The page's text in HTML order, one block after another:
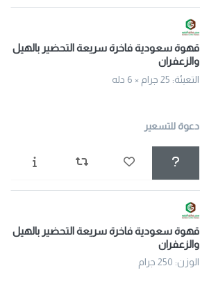
قهوة سعودية فاخرة سريعة التحضير بالهيل
والزعفران
التعبئة: 25 جرام × 6 دله
دعوة للتسعير
قهوة سعودية فاخرة سريعة التحضير بالهيل
والزعفران
الوزن: 250 جرام